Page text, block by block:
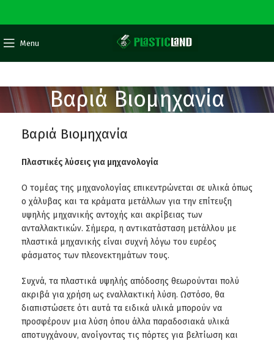
Menu
Βαριά Βιομηχανία
Βαριά Βιομηχανία
Πλαστικές λύσεις για μηχανολογία
Ο τομέας της μηχανολογίας επικεντρώνεται σε υλικά όπως
ο χάλυβας και τα κράματα μετάλλων για την επίτευξη
υψηλής μηχανικής αντοχής και ακρίβειας των
ανταλλακτικών. Σήμερα, η αντικατάσταση μετάλλου με
πλαστικά μηχανικής είναι συχνή λόγω του ευρέος
φάσματος των πλεονεκτημάτων τους.
Συχνά, τα πλαστικά υψηλής απόδοσης θεωρούνται πολύ
ακριβά για χρήση ως εναλλακτική λύση. Ωστόσο, θα
διαπιστώσετε ότι αυτά τα ειδικά υλικά μπορούν να
προσφέρουν μια λύση όπου άλλα παραδοσιακά υλικά
αποτυγχάνουν, ανοίγοντας τις πόρτες για βελτίωση και